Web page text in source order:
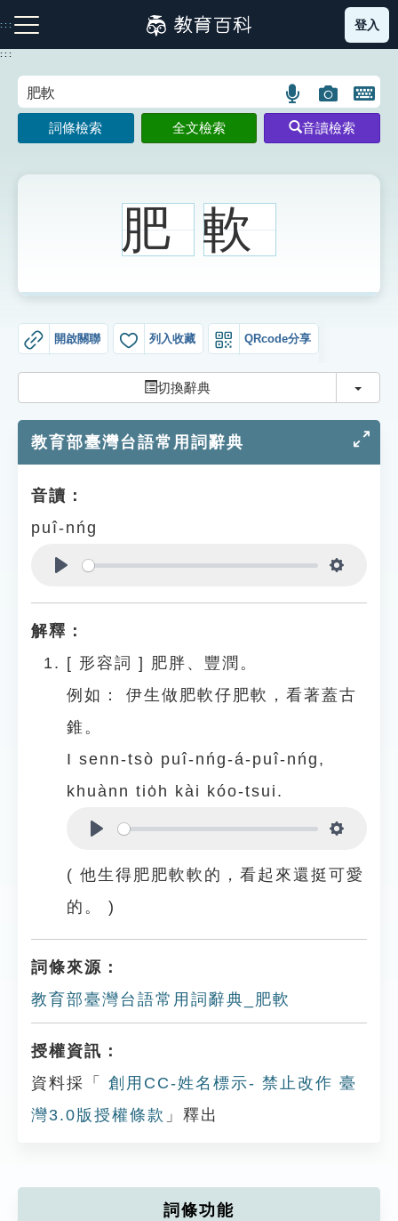
到
主
:::
注音索引圖示 筆畫索引圖示 部首索引表圖示
生字詞彙表
知識索引
遊戲專區
貓頭鷹博士
登入
:::
語
言
搜
圖
片
搜
開
鍵
圖
詞條檢索 全文檢索 音讀檢索
肥 軟
開啟關聯 列入收藏 QRcode分享
切換辭典 切換
教育部臺灣台語常用詞辭典
音讀：
puî-nńg
解釋：
[ 形容詞 ] 肥胖、豐潤。
例如：
伊生做肥軟仔肥軟，看著蓋古
錐。
I senn-tsò puî-nńg-á-puî-nńg,
khuànn tio̍h kài kóo-tsui.
( 他生得肥肥軟軟的，看起來還挺可愛
的。 )
詞條來源：
教育部臺灣台語常用詞辭典_肥軟
授權資訊：
資料採「
創用CC-姓名標示- 禁止改作 臺
灣3.0版授權條款 」釋出
詞條功能